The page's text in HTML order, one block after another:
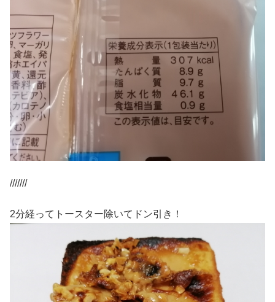
///////
2分経ってトースター除いてドン引き！